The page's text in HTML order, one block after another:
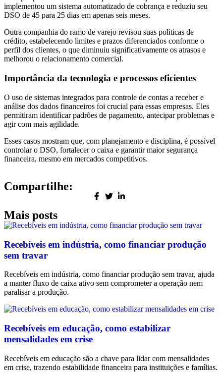
implementou um sistema automatizado de cobrança e reduziu seu
DSO de 45 para 25 dias em apenas seis meses.
Outra companhia do ramo de varejo revisou suas políticas de
crédito, estabelecendo limites e prazos diferenciados conforme o
perfil dos clientes, o que diminuiu significativamente os atrasos e
melhorou o relacionamento comercial.
Importância da tecnologia e processos eficientes
O uso de sistemas integrados para controle de contas a receber e
análise dos dados financeiros foi crucial para essas empresas. Eles
permitiram identificar padrões de pagamento, antecipar problemas e
agir com mais agilidade.
Esses casos mostram que, com planejamento e disciplina, é possível
controlar o DSO, fortalecer o caixa e garantir maior segurança
financeira, mesmo em mercados competitivos.
Compartilhe:
Mais posts
Recebíveis em indústria, como financiar produção
sem travar
Recebíveis em indústria, como financiar produção sem travar, ajuda
a manter fluxo de caixa ativo sem comprometer a operação nem
paralisar a produção.
Recebíveis em educação, como estabilizar
mensalidades em crise
Recebíveis em educação são a chave para lidar com mensalidades
em crise, trazendo estabilidade financeira para instituições e famílias.